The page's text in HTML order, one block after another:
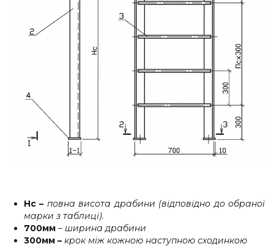
Hc – повна висота драбини (відповідно до обраної
марки з таблиці).
700мм – ширина драбини
300мм – крок між кожною наступною сходинкою